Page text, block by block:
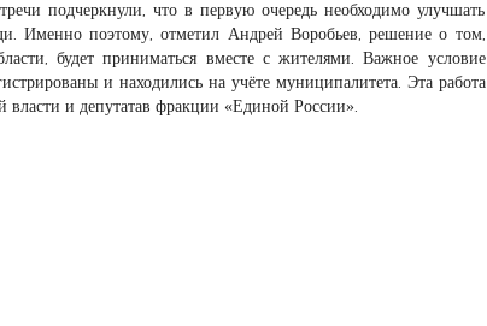
подчеркнули, что в первую очередь необходимо улучшать
Именно поэтому, отметил Андрей Воробьев, решение о том,
будет приниматься вместе с жителями. Важное условие
и находились на учёте муниципалитета. Эта работа
власти и депутатав фракции «Единой России».